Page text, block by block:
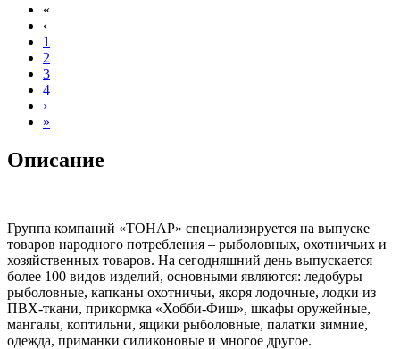
«
‹
1
2
3
4
›
»
Описание
Группа компаний «ТОНАР» специализируется на выпуске
товаров народного потребления – рыболовных, охотничьих и
хозяйственных товаров. На сегодняшний день выпускается
более 100 видов изделий, основными являются: ледобуры
рыболовные, капканы охотничьи, якоря лодочные, лодки из
ПВХ-ткани, прикормка «Хобби-Фиш», шкафы оружейные,
мангалы, коптильни, ящики рыболовные, палатки зимние,
одежда, приманки силиконовые и многое другое.